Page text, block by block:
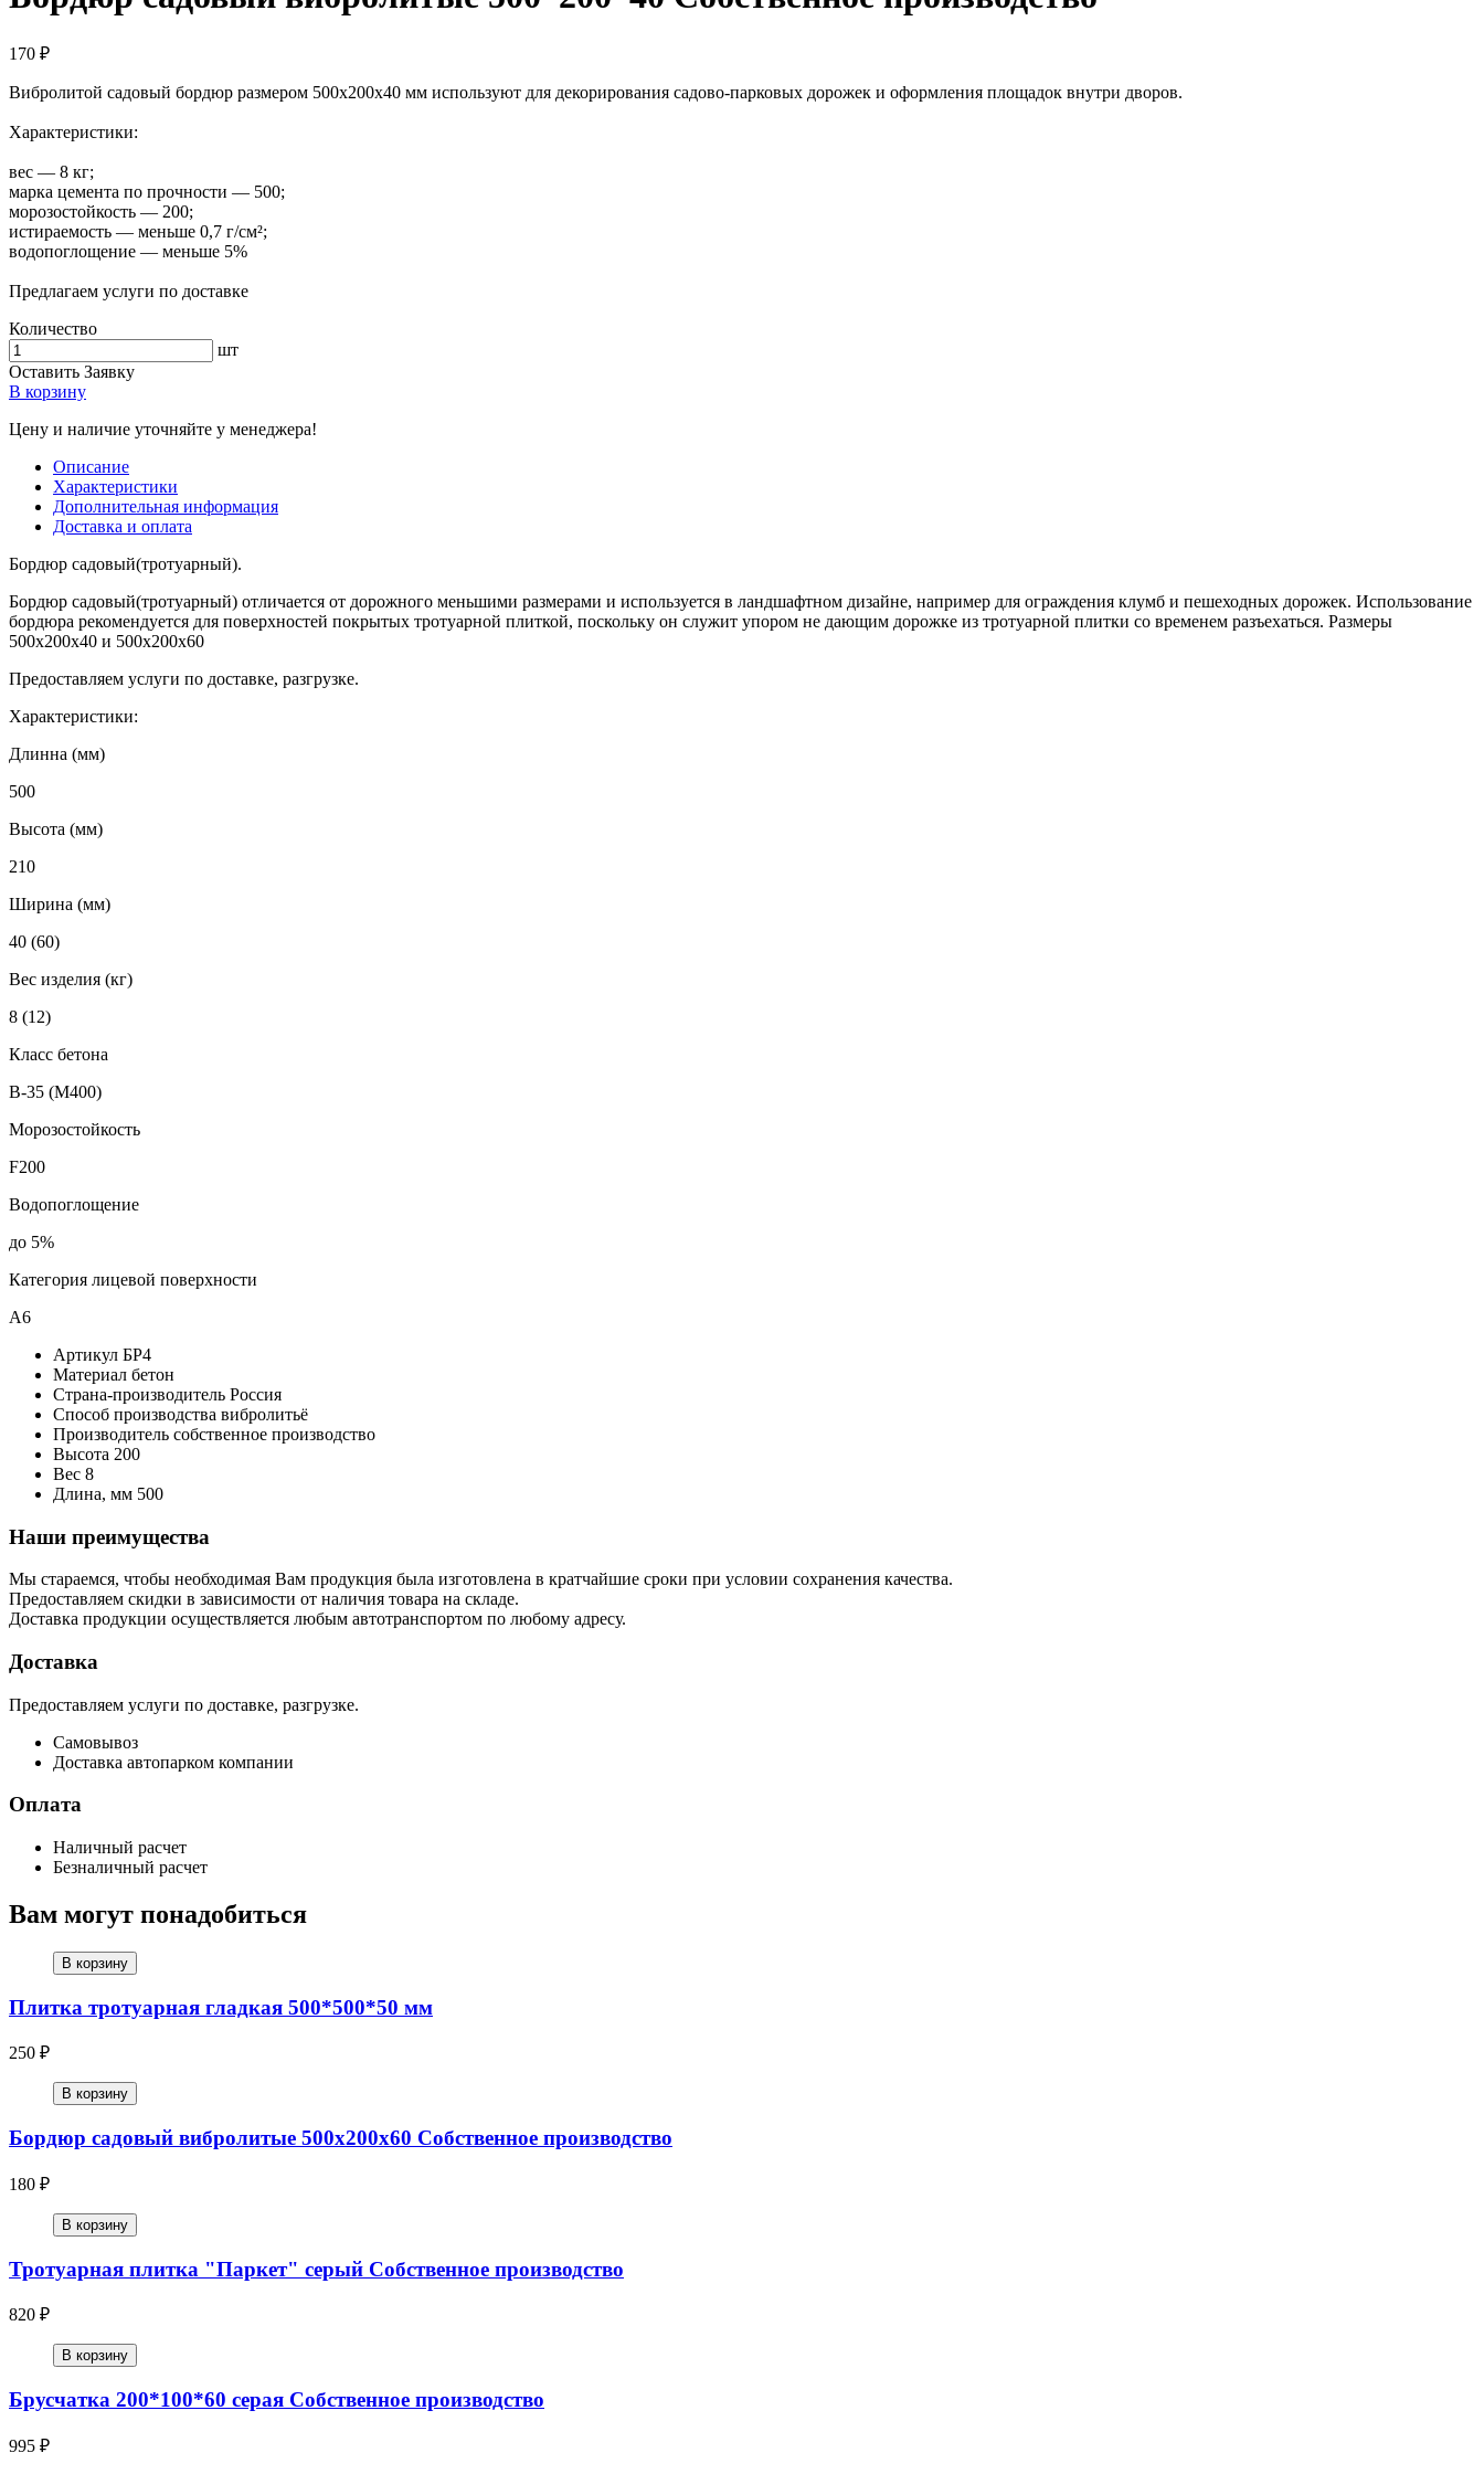
170 ₽
Вибролитой садовый бордюр размером 500х200х40 мм используют для декорирования садово-парковых дорожек и оформления площадок внутри дворов.
Характеристики:
вес — 8 кг;
марка цемента по прочности — 500;
морозостойкость — 200;
истираемость — меньше 0,7 г/см²;
водопоглощение — меньше 5%
Предлагаем услуги по доставке
Количество
шт
Оставить Заявку
В корзину
Цену и наличие уточняйте у менеджера!
Описание
Характеристики
Дополнительная информация
Доставка и оплата
Бордюр садовый(тротуарный).
Бордюр садовый(тротуарный) отличается от дорожного меньшими размерами и используется в ландшафтном дизайне, например для ограждения клумб и пешеходных дорожек. Использование
бордюра рекомендуется для поверхностей покрытых тротуарной плиткой, поскольку он служит упором не дающим дорожке из тротуарной плитки со временем разъехаться. Размеры
500х200х40 и 500х200х60
Предоставляем услуги по доставке, разгрузке.
Характеристики:
Длинна (мм)
500
Высота (мм)
210
Ширина (мм)
40 (60)
Вес изделия (кг)
8 (12)
Класс бетона
В-35 (М400)
Морозостойкость
F200
Водопоглощение
до 5%
Категория лицевой поверхности
А6
Артикул БР4
Материал бетон
Страна-производитель Россия
Способ производства вибролитьё
Производитель собственное производство
Высота 200
Вес 8
Длина, мм 500
Наши преимущества
Мы стараемся, чтобы необходимая Вам продукция была изготовлена в кратчайшие сроки при условии сохранения качества.
Предоставляем скидки в зависимости от наличия товара на складе.
Доставка продукции осуществляется любым автотранспортом по любому адресу.
Доставка
Предоставляем услуги по доставке, разгрузке.
Самовывоз
Доставка автопарком компании
Оплата
Наличный расчет
Безналичный расчет
Вам могут понадобиться
В корзину
Плитка тротуарная гладкая 500*500*50 мм
250 ₽
В корзину
Бордюр садовый вибролитые 500х200х60 Собственное производство
180 ₽
В корзину
Тротуарная плитка "Паркет" серый Собственное производство
820 ₽
В корзину
Брусчатка 200*100*60 серая Собственное производство
995 ₽